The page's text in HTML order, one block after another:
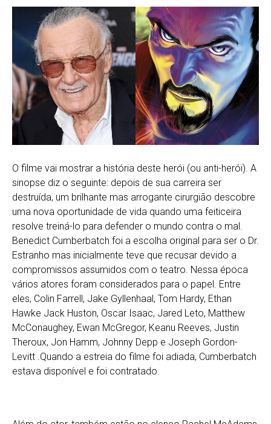
O filme vai mostrar a história deste herói (ou anti-herói). A
sinopse diz o seguinte: depois de sua carreira ser
destruída, um brilhante mas arrogante cirurgião descobre
uma nova oportunidade de vida quando uma feiticeira
resolve treiná-lo para defender o mundo contra o mal.
Benedict Cumberbatch foi a escolha original para ser o Dr.
Estranho mas inicialmente teve que recusar devido a
compromissos assumidos com o teatro. Nessa época
vários atores foram considerados para o papel. Entre
eles, Colin Farrell, Jake Gyllenhaal, Tom Hardy, Ethan
Hawke Jack Huston, Oscar Isaac, Jared Leto, Matthew
McConaughey, Ewan McGregor, Keanu Reeves, Justin
Theroux, Jon Hamm, Johnny Depp e Joseph Gordon-
Levitt .Quando a estreia do filme foi adiada, Cumberbatch
estava disponível e foi contratado.